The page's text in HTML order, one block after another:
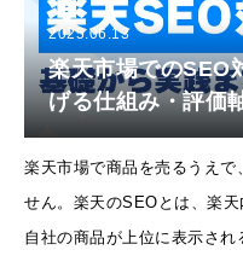
2025.06.13
楽天市場でのSEO
げる仕組み・評価
徹底解説！
楽天市場で商品を売るうえで
せん。楽天のSEOとは、楽天
自社の商品が上位に表示さ